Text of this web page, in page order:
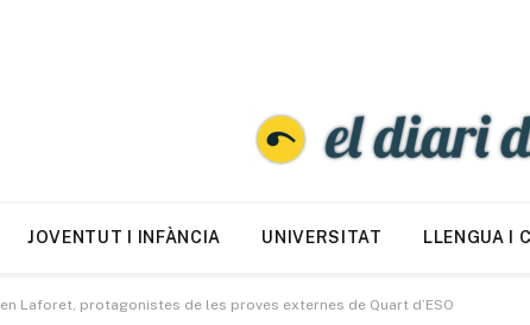
JOVENTUT I INFÀNCIA UNIVERSITAT LLENGUA I
Laforet, protagonistes de les proves externes de Quart d’ESO